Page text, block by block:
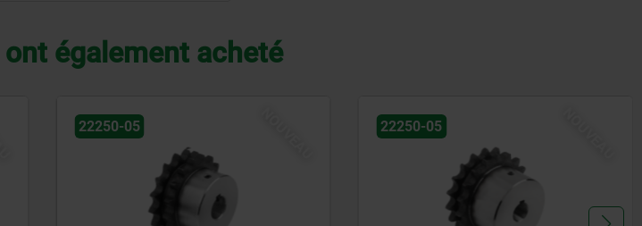
également acheté
22250-05 22250-05